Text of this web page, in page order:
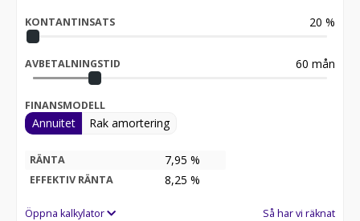
KONTANTINSATS 20 %
AVBETALNINGSTID 60 mån
FINANSMODELL
Annuitet Rak amortering
RÄNTA 7,95 %
EFFEKTIV RÄNTA 8,25 %
Öppna kalkylator Så har vi räknat